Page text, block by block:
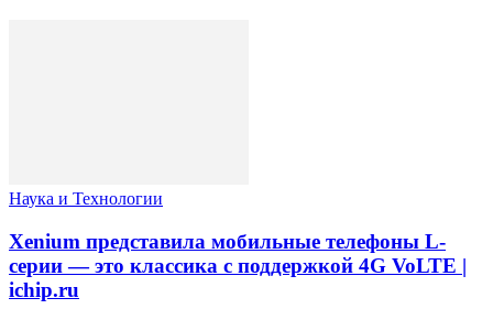
Наука и Технологии
Xenium представила мобильные телефоны L-
серии — это классика с поддержкой 4G VoLTE |
ichip.ru